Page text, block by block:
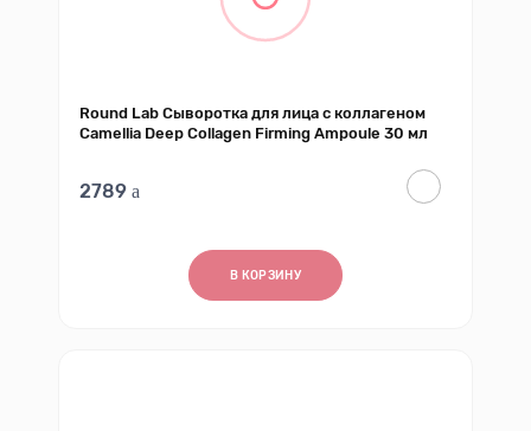
Round Lab Сыворотка для лица с коллагеном
Camellia Deep Collagen Firming Ampoule 30 мл
2789
В КОРЗИНУ